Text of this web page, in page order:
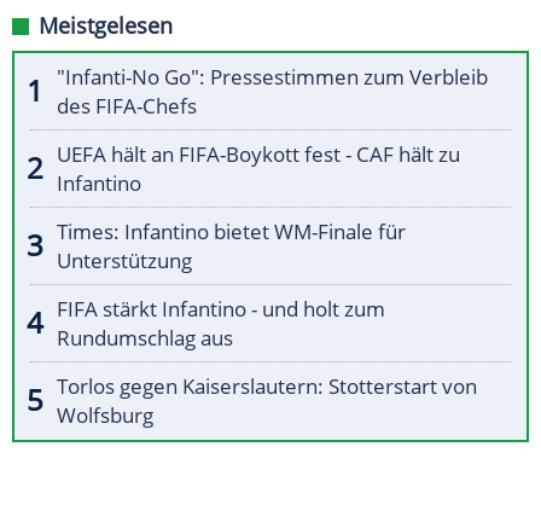
Meistgelesen
"Infanti-No Go": Pressestimmen zum Verbleib
des FIFA-Chefs
UEFA hält an FIFA-Boykott fest - CAF hält zu
Infantino
Times: Infantino bietet WM-Finale für
Unterstützung
FIFA stärkt Infantino - und holt zum
Rundumschlag aus
Torlos gegen Kaiserslautern: Stotterstart von
Wolfsburg